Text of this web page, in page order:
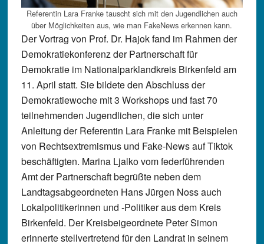
Referentin Lara Franke tauscht sich mit den Jugendlichen auch
über Möglichkeiten aus, wie man FakeNews erkennen kann.
Der Vortrag von Prof. Dr. Hajok fand im Rahmen der
Demokratiekonferenz der Partnerschaft für
Demokratie im Nationalparklandkreis Birkenfeld am
11. April statt. Sie bildete den Abschluss der
Demokratiewoche mit 3 Workshops und fast 70
teilnehmenden Jugendlichen, die sich unter
Anleitung der Referentin Lara Franke mit Beispielen
von Rechtsextremismus und Fake-News auf Tiktok
beschäftigten. Marina Ljalko vom federführenden
Amt der Partnerschaft begrüßte neben dem
Landtagsabgeordneten Hans Jürgen Noss auch
Lokalpolitikerinnen und -Politiker aus dem Kreis
Birkenfeld. Der Kreisbeigeordnete Peter Simon
erinnerte stellvertretend für den Landrat in seinem